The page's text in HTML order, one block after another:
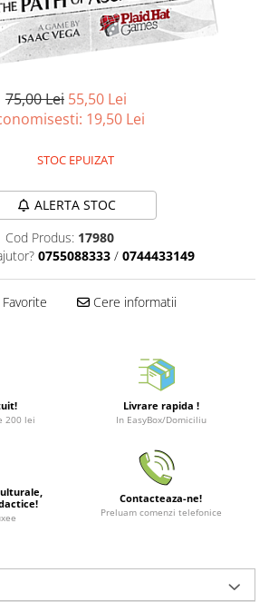
75,00 Lei 55,50 Lei
19,50 Lei
STOC EPUIZAT
ALERTA STOC
Cod Produs: 17980
0755088333 / 0744433149
Cere informatii
200 lei
Livrare rapida !
In EasyBox/Domiciliu
Contacteaza-ne!
Preluam comenzi telefonice